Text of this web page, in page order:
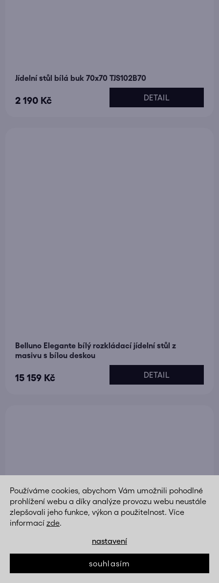
Používáme cookies, abychom Vám umožnili pohodlné
prohlížení webu a díky analýze provozu webu neustále
zlepšovali jeho funkce, výkon a použitelnost. Více
informací zde.
nastavení
souhlasím
Jídelní stůl bílá buk 70x70 TJS102B70
2 190 Kč DETAIL
Belluno Elegante bílý rozkládací jídelní stůl z
masivu s bílou deskou
15 159 Kč DETAIL